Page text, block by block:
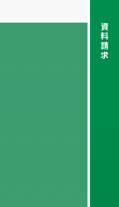
資
料
請
求